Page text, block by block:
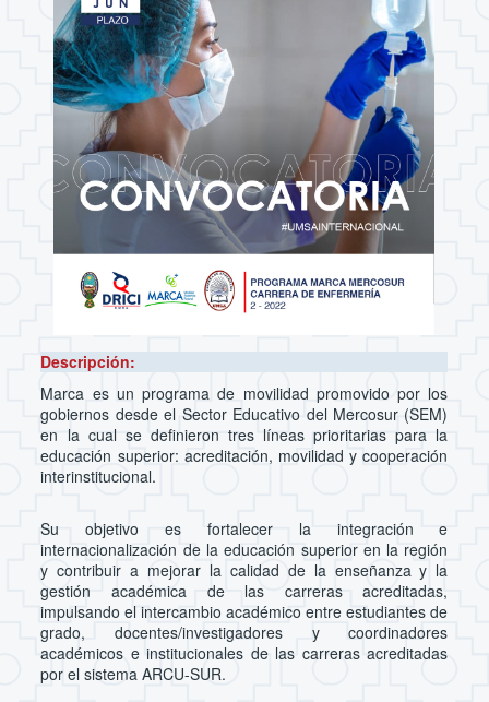
Descripción:
Marca es un programa de movilidad promovido por los
gobiernos desde el Sector Educativo del Mercosur (SEM)
en la cual se definieron tres líneas prioritarias para la
educación superior: acreditación, movilidad y cooperación
interinstitucional.
Su objetivo es fortalecer la integración e
internacionalización de la educación superior en la región
y contribuir a mejorar la calidad de la enseñanza y la
gestión académica de las carreras acreditadas,
impulsando el intercambio académico entre estudiantes de
grado, docentes/investigadores y coordinadores
académicos e institucionales de las carreras acreditadas
por el sistema ARCU-SUR.